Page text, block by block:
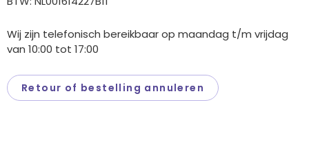
Wij zijn telefonisch bereikbaar op maandag t/m vrijdag
van 10:00 tot 17:00
Retour of bestelling annuleren